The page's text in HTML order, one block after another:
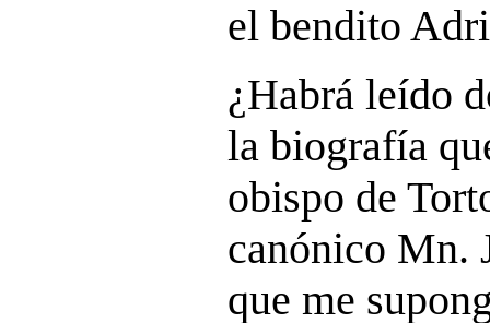
el bendito
¿Habrá leído
la biografía
obispo de
canónico Mn.
que me